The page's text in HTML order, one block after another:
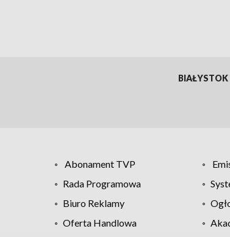
BIAŁYSTOK
Abonament TVP
Rada Programowa
Biuro Reklamy
Oferta Handlowa